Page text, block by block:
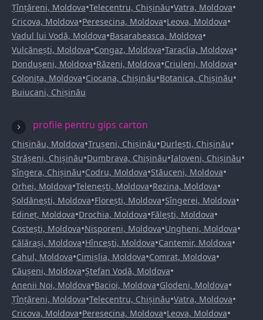
Țînțăreni, Moldova•Telecentru, Chișinău•Vatra, Moldova•
Cricova, Moldova•Peresecina, Moldova•Leova, Moldova•
Vadul lui Vodă, Moldova•Basarabeasca, Moldova•
Vulcănești, Moldova•Congaz, Moldova•Taraclia, Moldova•
Dondușeni, Moldova•Răzeni, Moldova•Criuleni, Moldova•
Colonița, Moldova•Ciocana, Chișinău•Botanica, Chișinău•
Buiucani, Chișinău
profile pentru gips carton
Chișinău, Moldova•Trușeni, Chișinău•Durlești, Chișinău•
Strășeni, Chișinău•Dumbrava, Chișinău•Ialoveni, Chișinău•
Sîngera, Chișinău•Codru, Moldova•Stăuceni, Moldova•
Orhei, Moldova•Telenești, Moldova•Rezina, Moldova•
Șoldănești, Moldova•Florești, Moldova•Sîngerei, Moldova•
Edineț, Moldova•Drochia, Moldova•Fălești, Moldova•
Costești, Moldova•Nisporeni, Moldova•Ungheni, Moldova•
Călărași, Moldova•Hîncești, Moldova•Cantemir, Moldova•
Cahul, Moldova•Cimișlia, Moldova•Comrat, Moldova•
Căușeni, Moldova•Ștefan Vodă, Moldova•
Anenii Noi, Moldova•Bacioi, Moldova•Glodeni, Moldova•
Țînțăreni, Moldova•Telecentru, Chișinău•Vatra, Moldova•
Cricova, Moldova•Peresecina, Moldova•Leova, Moldova•